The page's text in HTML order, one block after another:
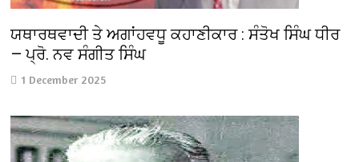
ਯਥਾਰਥਵਾਦੀ ਤੇ ਅਗਾਂਹਵਧੂ ਕਹਾਣੀਕਾਰ : ਸੰਤੋਖ ਸਿੰਘ ਧੀਰ
— ਪ੍ਰੋ. ਨਵ ਸੰਗੀਤ ਸਿੰਘ
1 December 2025